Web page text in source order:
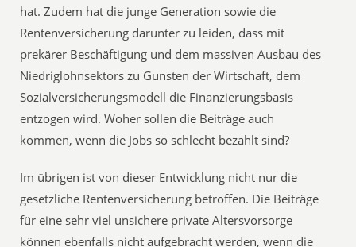
hat. Zudem hat die junge Generation sowie die
Rentenversicherung darunter zu leiden, dass mit
prekärer Beschäftigung und dem massiven Ausbau des
Niedriglohnsektors zu Gunsten der Wirtschaft, dem
Sozialversicherungsmodell die Finanzierungsbasis
entzogen wird. Woher sollen die Beiträge auch
kommen, wenn die Jobs so schlecht bezahlt sind?
Im übrigen ist von dieser Entwicklung nicht nur die
gesetzliche Rentenversicherung betroffen. Die Beiträge
für eine sehr viel unsichere private Altersvorsorge
können ebenfalls nicht aufgebracht werden, wenn die